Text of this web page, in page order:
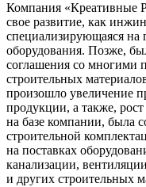
Компания «Креативные
свое развитие, как
специализирующаяся на
оборудования. Позже,
соглашения со многими
строительных
произошло увеличение
продукции, а также,
на базе компании, была
строительной
на поставках
канализации,
и других строительных